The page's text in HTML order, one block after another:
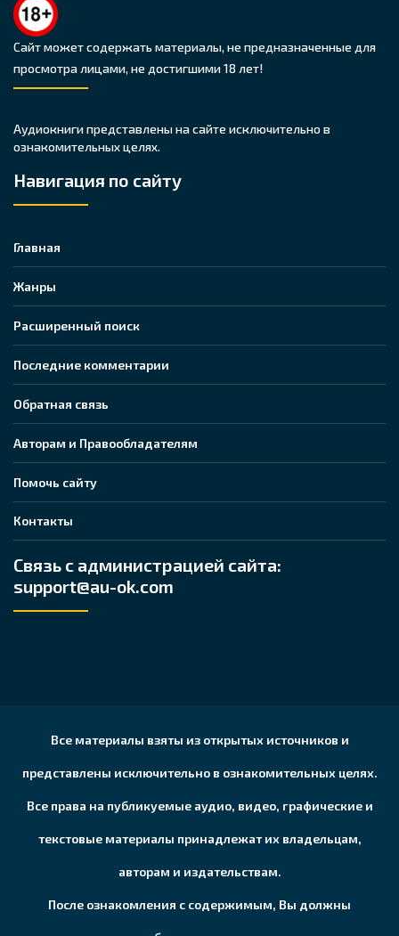
Сайт может содержать материалы, не предназначенные для
просмотра лицами, не достигшими 18 лет!
Аудиокниги представлены на сайте исключительно в
ознакомительных целях.
Навигация по сайту
Главная
Жанры
Расширенный поиск
Последние комментарии
Обратная связь
Авторам и Правообладателям
Помочь сайту
Контакты
Связь с администрацией сайта:
support@au-ok.com
Все материалы взяты из открытых источников и
представлены исключительно в ознакомительных целях.
Все права на публикуемые аудио, видео, графические и
текстовые материалы принадлежат их владельцам,
авторам и издательствам.
После ознакомления с содержимым, Вы должны